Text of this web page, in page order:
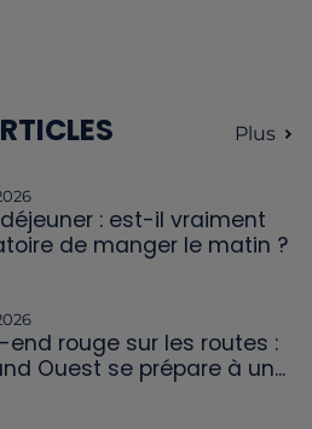
Plus
: est-il vraiment
de manger le matin ?
end rouge sur les routes :
Ouest se prépare à un...